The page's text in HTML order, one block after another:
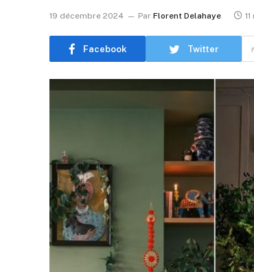
19 décembre 2024 Par Florent Delahaye
Facebook Twitter